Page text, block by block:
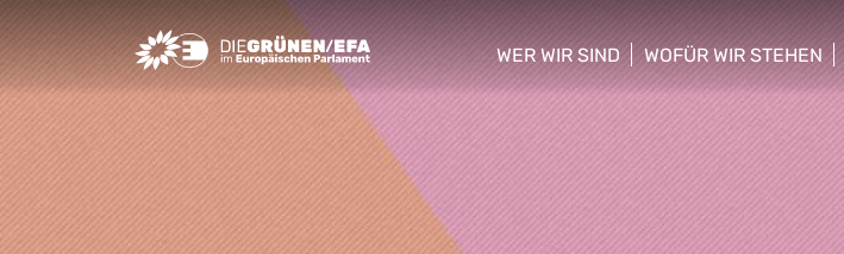
Greens/EFA Home
WER WIR SIND
show/hide sub menu
WOFÜR WIR STEHEN
show/hide sub menu